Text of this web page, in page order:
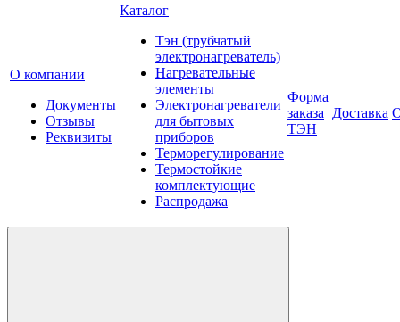
О компании
Документы
Отзывы
Реквизиты
Каталог
Тэн (трубчатый
электронагреватель)
Нагревательные
элементы
Электронагреватели
для бытовых
приборов
Терморегулирование
Термостойкие
комплектующие
Распродажа
Форма
заказа
ТЭН
Доставка